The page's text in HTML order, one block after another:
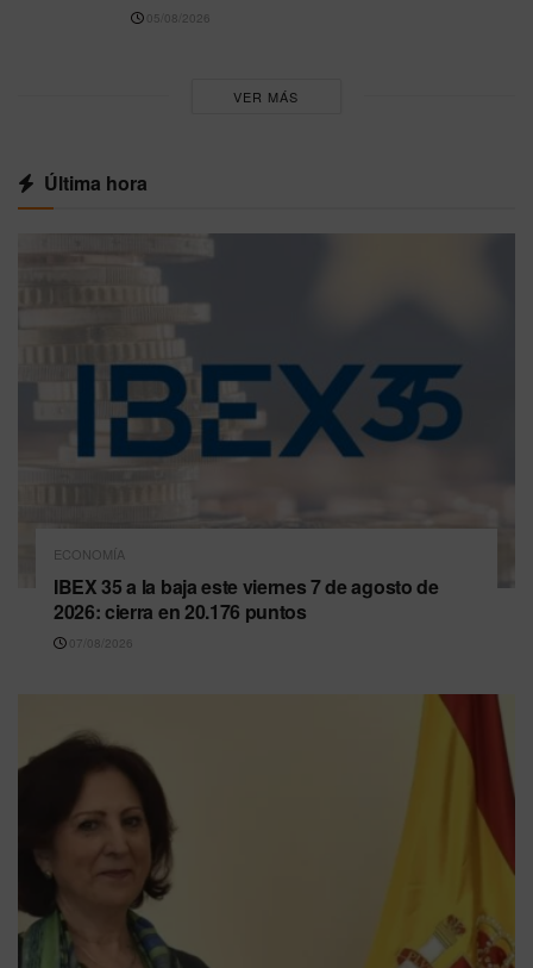
05/08/2026
VER MÁS
Última hora
ECONOMÍA
IBEX 35 a la baja este viernes 7 de agosto de
2026: cierra en 20.176 puntos
07/08/2026